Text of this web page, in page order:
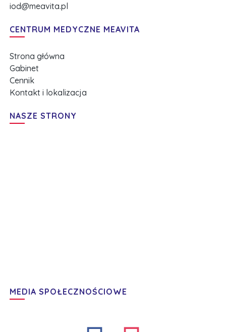
iod@meavita.pl
CENTRUM MEDYCZNE MEAVITA
Strona główna
Gabinet
Cennik
Kontakt i lokalizacja
NASZE STRONY
MEDIA SPOŁECZNOŚCIOWE